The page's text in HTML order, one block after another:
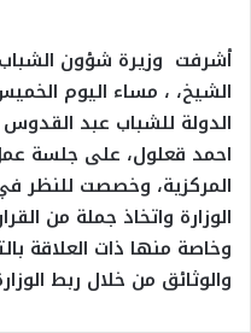
أشرفت وزيرة شؤون الشباب
الدولة للشباب عبد
احمد قعلول، على جلسة
المركزية، وخصصت للنظر
الوزارة واتخاذ جملة من
وخاصة منها ذات العلاقة
والوثائق من خلال ربط